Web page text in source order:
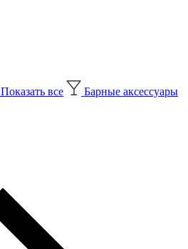
Показать все
Барные аксессуары